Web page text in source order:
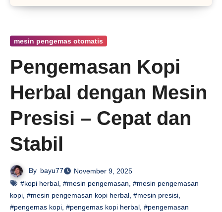
mesin pengemas otomatis
Pengemasan Kopi
Herbal dengan Mesin
Presisi – Cepat dan
Stabil
By bayu77
November 9, 2025
#kopi herbal #mesin pengemasan #mesin pengemasan
kopi #mesin pengemasan kopi herbal #mesin presisi
#pengemas kopi #pengemas kopi herbal #pengemasan